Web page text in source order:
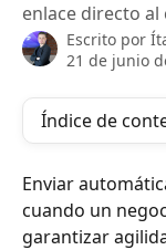
enlace directo al
Escrito por
21 de junio
Índice de
Enviar
cuando un
garantizar